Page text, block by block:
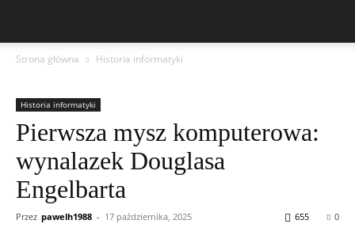
Strona główna Historia informatyki
Historia informatyki
Pierwsza mysz komputerowa:
wynalazek Douglasa
Engelbarta
Przez pawelh1988 - 17 października, 2025 0
655